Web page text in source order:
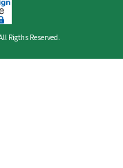
Rigths Reserved.